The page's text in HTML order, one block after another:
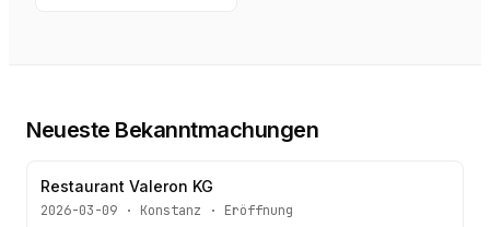
Neueste Bekanntmachungen
Restaurant Valeron KG
2026-03-09 · Konstanz · Eröffnung